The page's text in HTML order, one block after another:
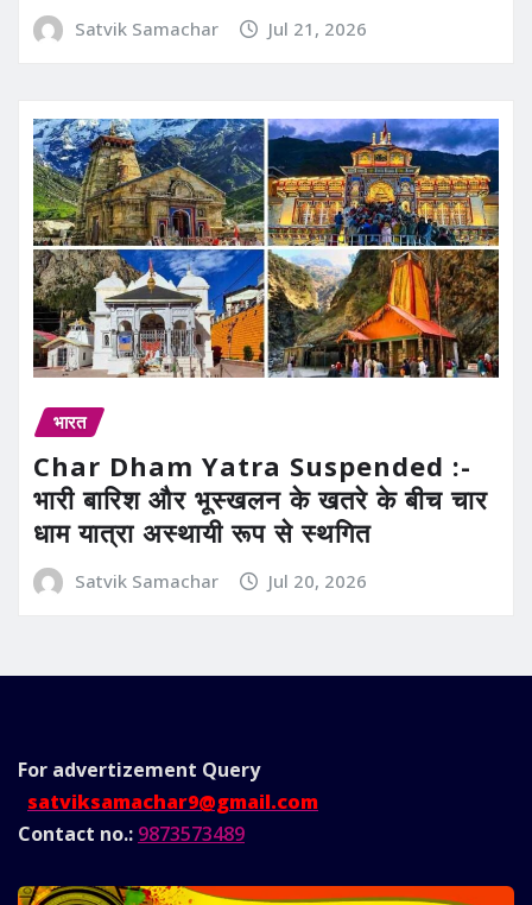
Satvik Samachar Jul 21, 2026
भारत
Char Dham Yatra Suspended :-
भारी बारिश और भूस्खलन के खतरे के बीच चार
धाम यात्रा अस्थायी रूप से स्थगित
Satvik Samachar Jul 20, 2026
For advertizement Query
satviksamachar9@gmail.com
Contact no.: 9873573489